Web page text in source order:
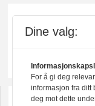
Dine valg:
For å gi deg
informasjon fra ditt
deg mot dette